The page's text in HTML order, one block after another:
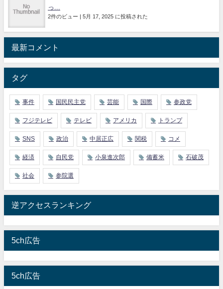
っ...
2件のビュー | 5月 17, 2025 に投稿された
最新コメント
タグ
事件 国民民主党 芸能 国際 参政党
フジテレビ テレビ アメリカ トランプ
SNS 政治 中居正広 関税 コメ
経済 自民党 小泉進次郎 備蓄米 石破茂
社会 参院選
逆アクセスランキング
5ch広告
5ch広告